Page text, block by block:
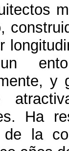
,
, y
. Ha
la